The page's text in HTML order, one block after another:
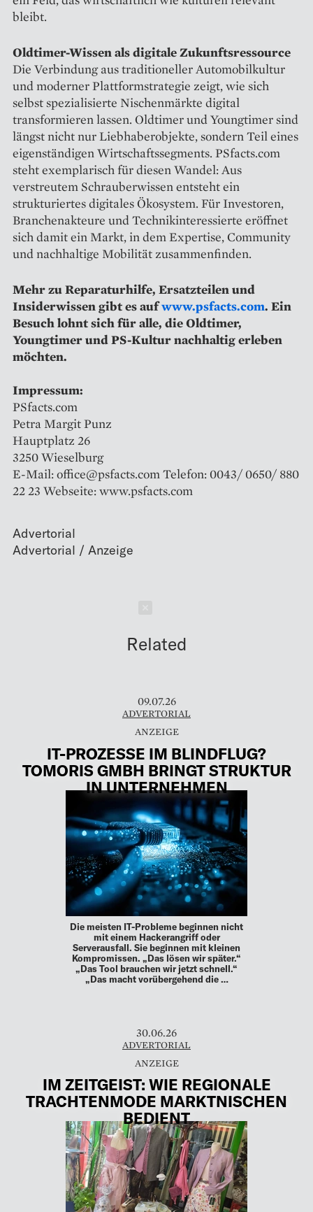
bleibt.
Oldtimer-Wissen als digitale Zukunftsressource
Die Verbindung aus traditioneller Automobilkultur
und moderner Plattformstrategie zeigt, wie sich
selbst spezialisierte Nischenmärkte digital
transformieren lassen. Oldtimer und Youngtimer sind
längst nicht nur Liebhaberobjekte, sondern Teil eines
eigenständigen Wirtschaftssegments. PSfacts.com
steht exemplarisch für diesen Wandel: Aus
verstreutem Schrauberwissen entsteht ein
strukturiertes digitales Ökosystem. Für Investoren,
Branchenakteure und Technikinteressierte eröffnet
sich damit ein Markt, in dem Expertise, Community
und nachhaltige Mobilität zusammenfinden.
Mehr zu Reparaturhilfe, Ersatzteilen und
Insiderwissen gibt es aufwww.psfacts.com. Ein
Besuch lohnt sich für alle, die Oldtimer,
Youngtimer und PS-Kultur nachhaltig erleben
möchten.
Impressum:
PSfacts.com
Petra Margit Punz
Hauptplatz 26
3250 Wieselburg
E-Mail: office@psfacts.com Telefon: 0043/ 0650/ 880
22 23 Webseite: www.psfacts.com
Advertorial
Related
09.07.26
ADVERTORIAL
IT-PROZESSE IM BLINDFLUG?
TOMORIS GMBH BRINGT STRUKTUR
IN UNTERNEHMEN
Die meisten IT-Probleme beginnen nicht
mit einem Hackerangriff oder
Serverausfall. Sie beginnen mit kleinen
Kompromissen. „Das lösen wir später.“
„Das Tool brauchen wir jetzt schnell.“
„Das macht vorübergehend die …
30.06.26
ADVERTORIAL
IM ZEITGEIST: WIE REGIONALE
TRACHTENMODE MARKTNISCHEN
BEDIENT